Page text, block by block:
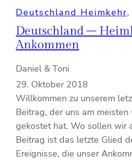
Deutschland Heimkehr,
Deutschland –
Ankommen
Daniel & Toni
29. Oktober 2018
Willkommen zu unserem
Beitrag, der uns am meisten
gekostet hat. Wo sollen wir
Beitrag ist das letzte Glied
Ereignisse, die unser